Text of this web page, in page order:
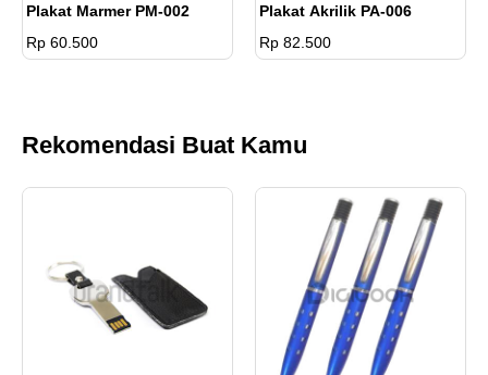
Plakat Marmer PM-002
Rp 60.500
Plakat Akrilik PA-006
Rp 82.500
Rekomendasi Buat Kamu